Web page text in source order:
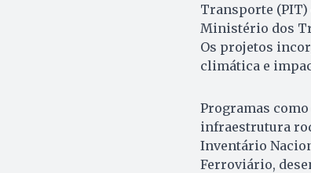
Transporte (PIT)
Ministério dos
Os projetos
climática e
Programas como
infraestrutura
Inventário
Ferroviário,